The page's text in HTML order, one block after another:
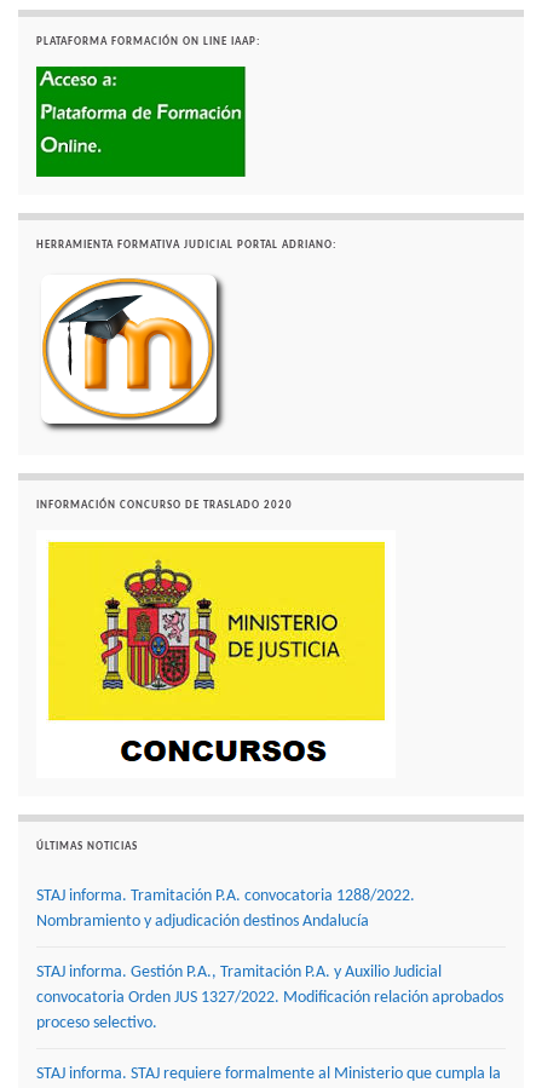
PLATAFORMA FORMACIÓN ON LINE IAAP:
HERRAMIENTA FORMATIVA JUDICIAL PORTAL ADRIANO:
INFORMACIÓN CONCURSO DE TRASLADO 2020
ÚLTIMAS NOTICIAS
STAJ informa. Tramitación P.A. convocatoria 1288/2022.
Nombramiento y adjudicación destinos Andalucía
STAJ informa. Gestión P.A., Tramitación P.A. y Auxilio Judicial
convocatoria Orden JUS 1327/2022. Modificación relación aprobados
proceso selectivo.
STAJ informa. STAJ requiere formalmente al Ministerio que cumpla la